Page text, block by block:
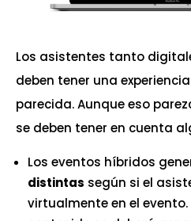
Los asistentes tanto
deben tener una
parecida. Aunque eso
se deben tener en cuenta
Los eventos híbridos
distintas según si el
virtualmente en el evento.